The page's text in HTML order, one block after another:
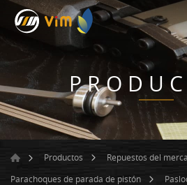
Productos
Repuestos del
Parachoques de parada de pistón